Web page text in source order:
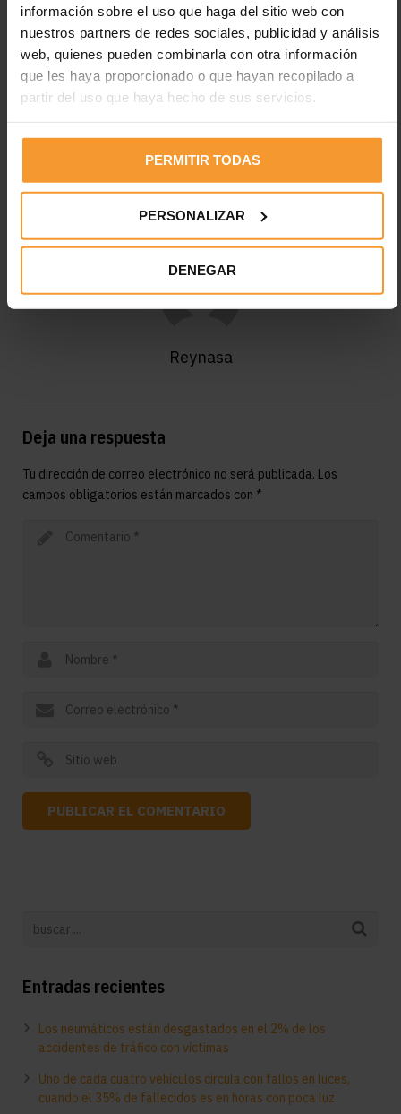
información sobre el uso que haga del sitio web con
nuestros partners de redes sociales, publicidad y análisis
web, quienes pueden combinarla con otra información
que les haya proporcionado o que hayan recopilado a
partir del uso que haya hecho de sus servicios.
PERMITIR TODAS
PERSONALIZAR
DENEGAR
reclamación jurídica del seguro, aunque si se va a juicio, el
asegurador tendrá que pagar el siniestro primero. Actualmente
se tramitan más de 110.000 reclamaciones anuales, siendo un
alto porcentaje las relacionadas con indemnizaciones escasas.
aseguradoras indemnizaciones
reclamaciones
siniestros talleres
Reynasa
Deja una respuesta
Tu dirección de correo electrónico no será publicada. Los
campos obligatorios están marcados con *
Entradas recientes
Los neumáticos están desgastados en el 2% de los
accidentes de tráfico con víctimas
Uno de cada cuatro vehículos circula con fallos en luces,
cuando el 35% de fallecidos es en horas con poca luz